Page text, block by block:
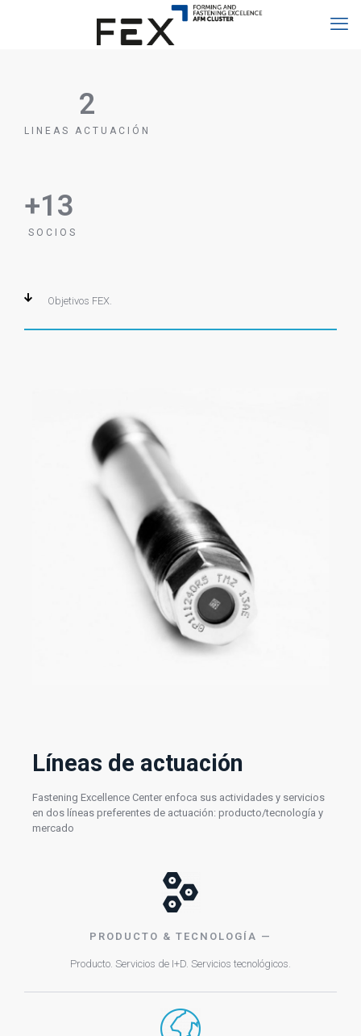
LINEAS ACTUACIÓN
2
SOCIOS
+13
Objetivos FEX.
Líneas de actuación
Fastening Excellence Center enfoca sus actividades y servicios
en dos líneas preferentes de actuación: producto/tecnología y
mercado
PRODUCTO & TECNOLOGÍA —
Producto. Servicios de I+D. Servicios tecnológicos.